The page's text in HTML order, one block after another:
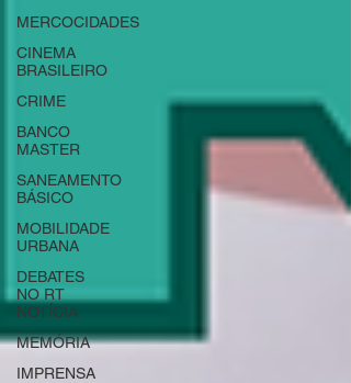
MERCOCIDADES
CINEMA
BRASILEIRO
CRIME
BANCO
MASTER
SANEAMENTO
BÁSICO
MOBILIDADE
URBANA
DEBATES
NO RT
NOTÍCIA
MEMÓRIA
IMPRENSA